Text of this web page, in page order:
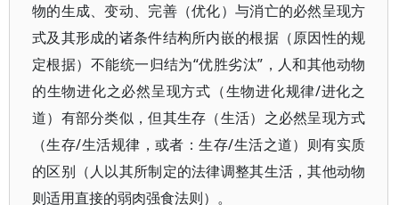
物的生成、变动、完善（优化）与消亡的必然呈现方
式及其形成的诸条件结构所内嵌的根据（原因性的规
定根据）不能统一归结为“优胜劣汰”，人和其他动物
的生物进化之必然呈现方式（生物进化规律/进化之
道）有部分类似，但其生存（生活）之必然呈现方式
（生存/生活规律，或者：生存/生活之道）则有实质
的区别（人以其所制定的法律调整其生活，其他动物
则适用直接的弱肉强食法则）。